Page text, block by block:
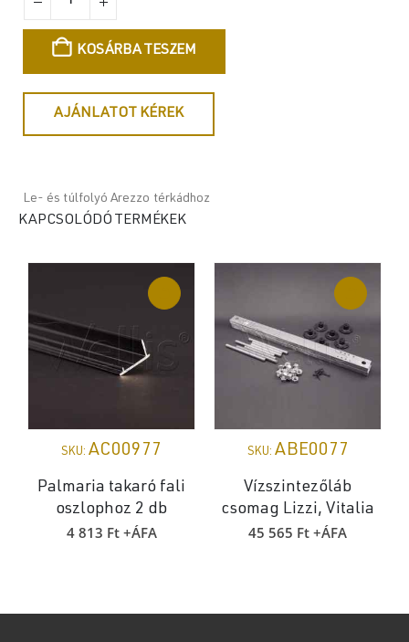
KOSÁRBA TESZEM
AJÁNLATOT KÉREK
Le- és túlfolyó Arezzo térkádhoz
KAPCSOLÓDÓ TERMÉKEK
SKU: AC00977
Palmaria takaró fali
oszlophoz 2 db
4 813 Ft+ÁFA
SKU: ABE0077
Vízszintezőláb
csomag Lizzi, Vitalia
45 565 Ft +ÁFA